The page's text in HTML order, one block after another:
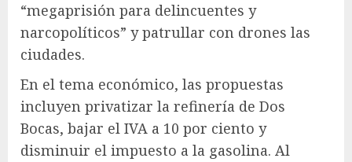
“megaprisión para delincuentes y
narcopolíticos” y patrullar con drones las
ciudades.
En el tema económico, las propuestas
incluyen privatizar la refinería de Dos
Bocas, bajar el IVA a 10 por ciento y
disminuir el impuesto a la gasolina. Al